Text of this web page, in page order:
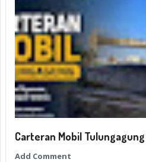
Carteran Mobil
Add Comment